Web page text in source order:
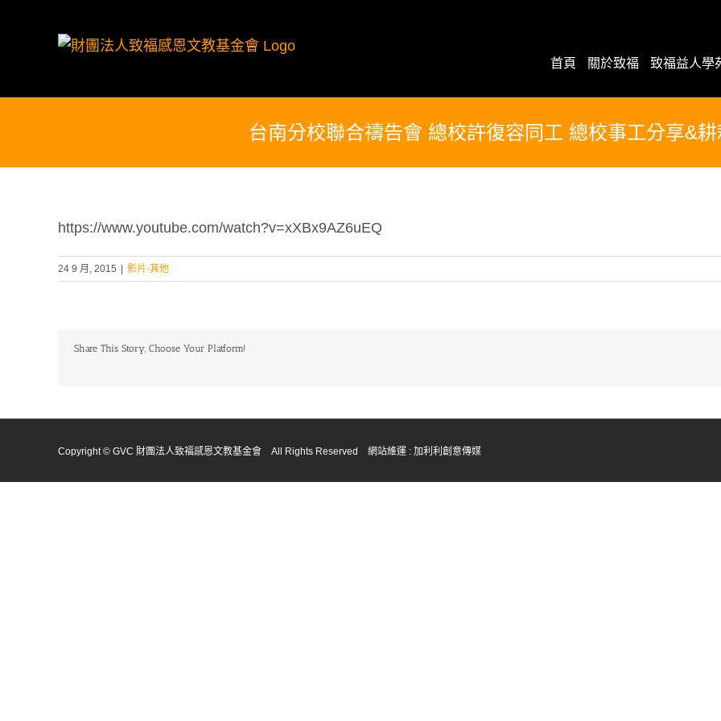
首頁 關於致福 致福益人學
台南分校聯合禱告會 總校許復容同工 總校事工分享&
https://www.youtube.com/watch?v=xXBx9AZ6uEQ
24 9 月, 2015 影片-其他
Share This Story, Choose Your Platform!
Copyright © GVC 財團法人致福感恩文教基金會 All Rights Reserved 網站維運 : 加利利創意傳媒